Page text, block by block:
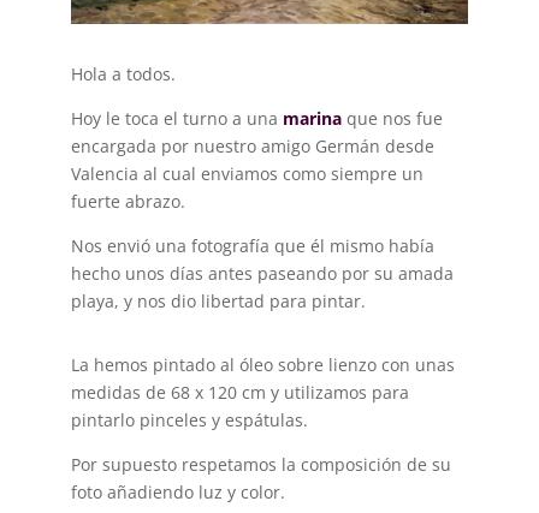
Hola a todos.
Hoy le toca el turno a una marina que nos fue
encargada por nuestro amigo Germán desde
Valencia al cual enviamos como siempre un
fuerte abrazo.
Nos envió una fotografía que él mismo había
hecho unos días antes paseando por su amada
playa, y nos dio libertad para pintar.
La hemos pintado al óleo sobre lienzo con unas
medidas de 68 x 120 cm y utilizamos para
pintarlo pinceles y espátulas.
Por supuesto respetamos la composición de su
foto añadiendo luz y color.